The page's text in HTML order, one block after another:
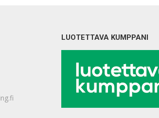
LUOTETTAVA KUMPPANI